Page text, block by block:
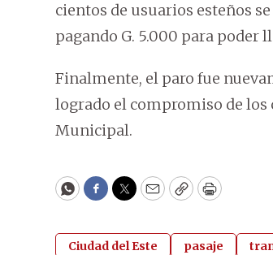
cientos de usuarios esteños
pagando G. 5.000 para poder
Finalmente, el paro fue
logrado el compromiso de los
Municipal.
WhatsApp
Facebook
Twitter
EmailCopyPrint
Ciudad del Este pasaje